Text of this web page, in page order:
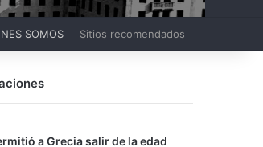
SOMOS Sitios recomendados
a Grecia salir de la edad